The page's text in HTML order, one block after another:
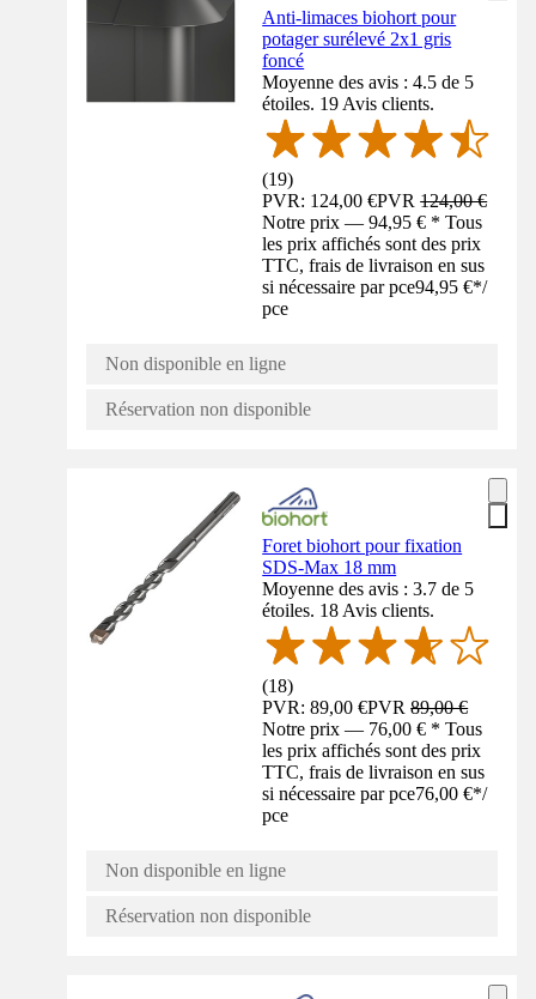
Anti-limaces biohort pour
potager surélevé 2x1 gris
foncé
Moyenne des avis : 4.5 de 5
étoiles. 19 Avis clients.
(19)
PVR: 124,00 €PVR124,00 €
Notre prix — 94,95 € * Tous
les prix affichés sont des prix
TTC, frais de livraison en sus
si nécessaire par pce94,95 €*/
pce
Non disponible en ligne
Réservation non disponible
Foret biohort pour fixation
SDS-Max 18 mm
Moyenne des avis : 3.7 de 5
étoiles. 18 Avis clients.
(18)
PVR: 89,00 €PVR89,00 €
Notre prix — 76,00 € * Tous
les prix affichés sont des prix
TTC, frais de livraison en sus
si nécessaire par pce76,00 €*/
pce
Non disponible en ligne
Réservation non disponible